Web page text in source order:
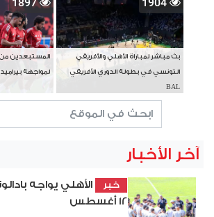
1904
بث مباشر لمباراة الأهلي والأفريقي
التونسي في بطولة الدوري الأفريقي
BAL
1897
المستبعدين من
لمواجهة
آخر الأخبار
خبر
الأهلي يواجه
12 أغسطس